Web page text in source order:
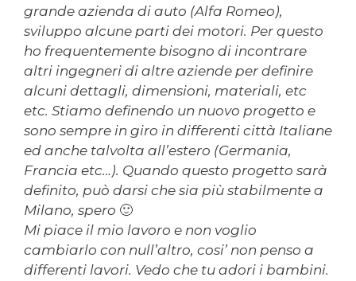
grande azienda di auto (Alfa Romeo),
sviluppo alcune parti dei motori. Per questo
ho frequentemente bisogno di incontrare
altri ingegneri di altre aziende per definire
alcuni dettagli, dimensioni, materiali, etc
etc. Stiamo definendo un nuovo progetto e
sono sempre in giro in differenti città Italiane
ed anche talvolta all’estero (Germania,
Francia etc…). Quando questo progetto sarà
definito, può darsi che sia più stabilmente a
Milano, spero 🙂
Mi piace il mio lavoro e non voglio
cambiarlo con null’altro, cosi’ non penso a
differenti lavori. Vedo che tu adori i bambini.